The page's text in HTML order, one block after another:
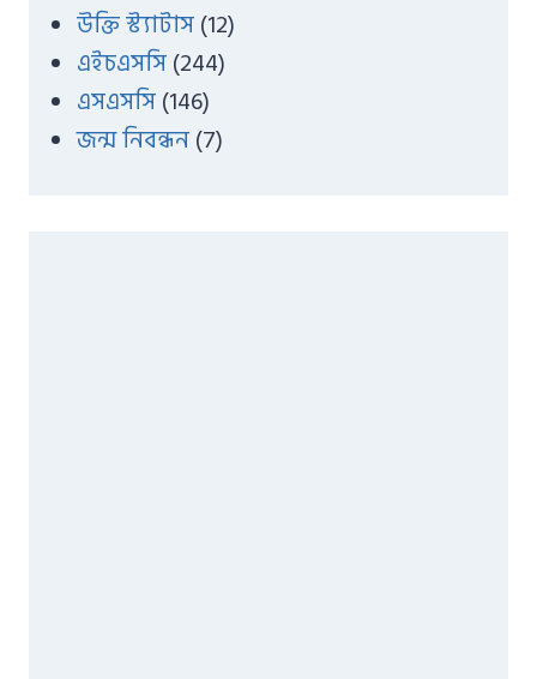
উক্তি স্ট্যাটাস(12)
এইচএসসি(244)
এসএসসি(146)
জন্ম নিবন্ধন(7)